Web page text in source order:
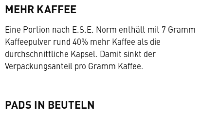
MEHR KAFFEE
Eine Portion nach E.S.E. Norm enthält mit 7 Gramm
Kaffeepulver rund 40% mehr Kaffee als die
durchschnittliche Kapsel. Damit sinkt der
Verpackungsanteil pro Gramm Kaffee.
PADS IN BEUTELN